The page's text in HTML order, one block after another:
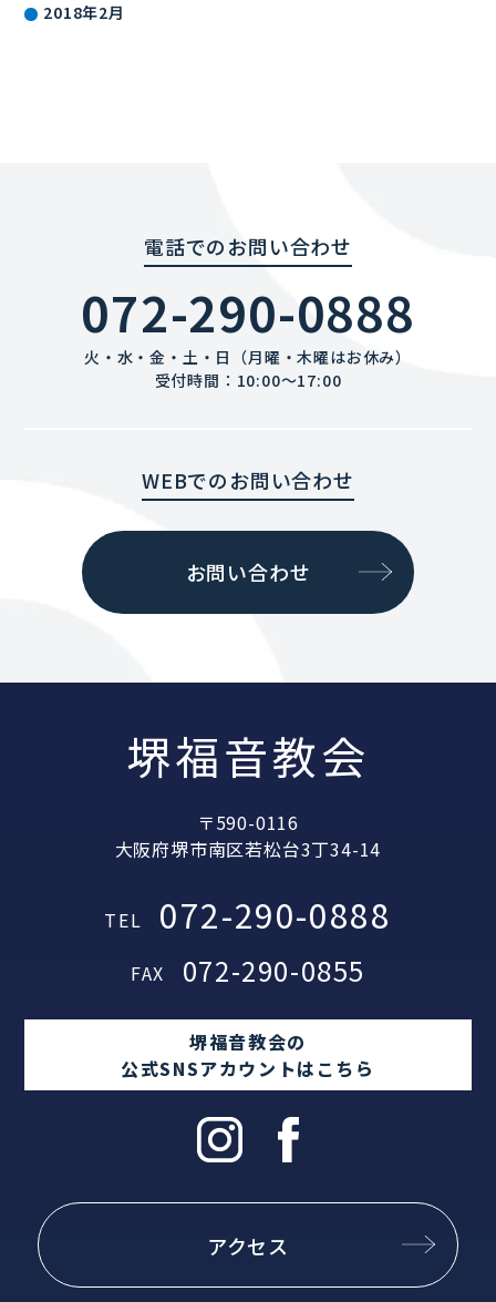
2018年2月
電話でのお問い合わせ
072-290-0888
火・水・金・土・日（月曜・木曜はお休み）
受付時間：10:00〜17:00
WEBでのお問い合わせ
お問い合わせ
堺福音教会
〒590-0116
大阪府堺市南区若松台3丁34-14
TEL 072-290-0888
FAX 072-290-0855
堺福音教会の
公式SNSアカウントはこちら
アクセス